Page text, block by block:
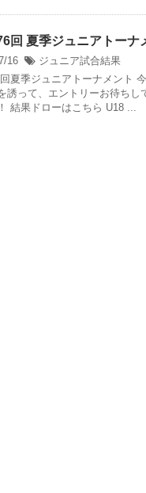
回 夏季ジュニアトーナ
16
ジュニア試合結果
夏季ジュニアトーナメント
誘って、エントリーお待ち
結果ドローはこちら U18 ...